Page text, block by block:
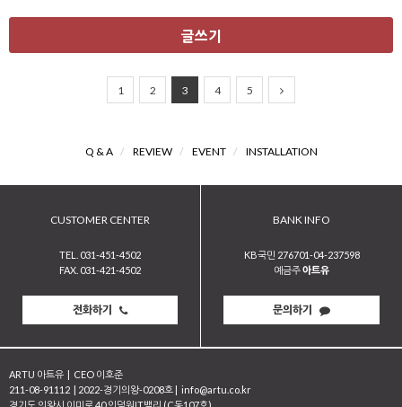
글쓰기
1 2 3 4 5
Q & A / REVIEW / EVENT / INSTALLATION
CUSTOMER CENTER
TEL. 031-451-4502
FAX. 031-421-4502
전화하기
BANK INFO
KB국민 276701-04-237598
예금주아트유
문의하기
ARTU 아트유 | CEO 이호준
211-08-91112 | 2022-경기의왕-0208호 | info@artu.co.kr